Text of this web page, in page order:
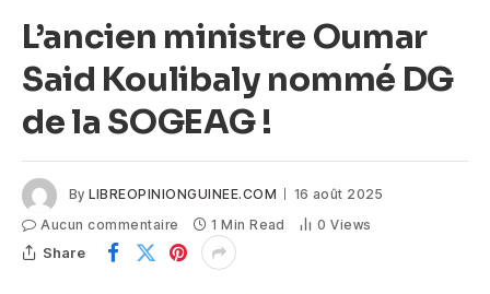
L’ancien ministre Oumar
Said Koulibaly nommé DG
de la SOGEAG !
By LIBREOPINIONGUINEE.COM
16 août 2025
Aucun commentaire
1 Min Read 0Views
Share